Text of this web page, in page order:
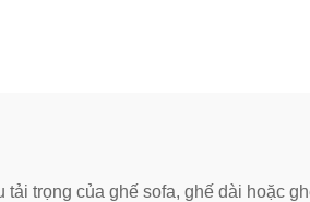
trọng của ghế sofa, ghế dài hoặc